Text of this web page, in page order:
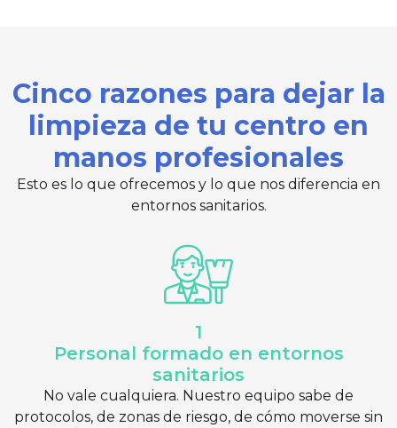
Cinco razones para dejar la
limpieza de tu centro en
manos profesionales
Esto es lo que ofrecemos y lo que nos diferencia en
entornos sanitarios.
1
Personal formado en entornos
sanitarios
No vale cualquiera. Nuestro equipo sabe de
protocolos, de zonas de riesgo, de cómo moverse sin